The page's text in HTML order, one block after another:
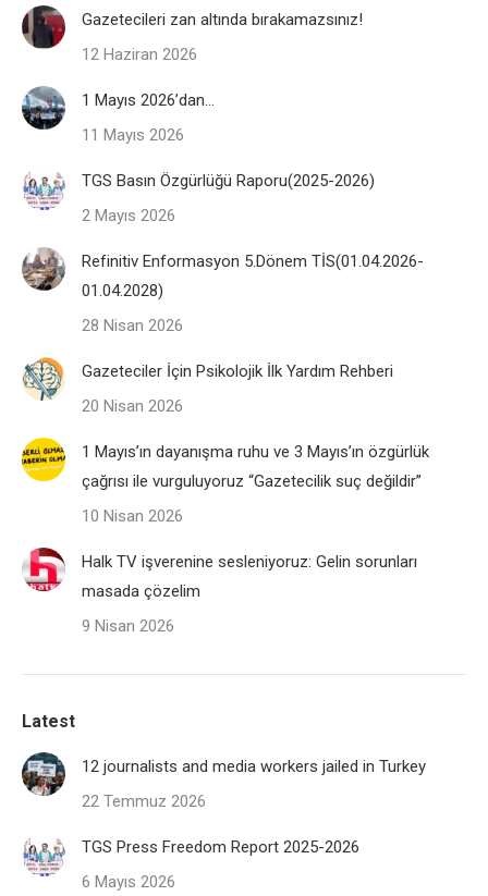
Gazetecileri zan altında bırakamazsınız!
12 Haziran 2026
1 Mayıs 2026’dan…
11 Mayıs 2026
TGS Basın Özgürlüğü Raporu(2025-2026)
2 Mayıs 2026
Refinitiv Enformasyon 5.Dönem TİS(01.04.2026-
01.04.2028)
28 Nisan 2026
Gazeteciler İçin Psikolojik İlk Yardım Rehberi
20 Nisan 2026
1 Mayıs’ın dayanışma ruhu ve 3 Mayıs’ın özgürlük
çağrısı ile vurguluyoruz “Gazetecilik suç değildir”
10 Nisan 2026
Halk TV işverenine sesleniyoruz: Gelin sorunları
masada çözelim
9 Nisan 2026
Latest
12 journalists and media workers jailed in Turkey
22 Temmuz 2026
TGS Press Freedom Report 2025-2026
6 Mayıs 2026